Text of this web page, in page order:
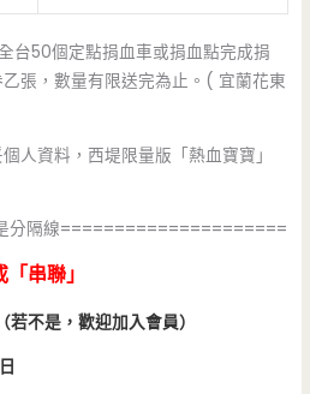
台50個定點捐血車或捐血點完成捐
張，數量有限送完為止。( 宜蘭花東
人資料，西堤限量版「熱血寶寶」
分隔線=====================
串聯」
不是，歡迎加入會員）